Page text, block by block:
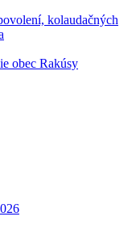
kolaudačných
obec Rakúsy